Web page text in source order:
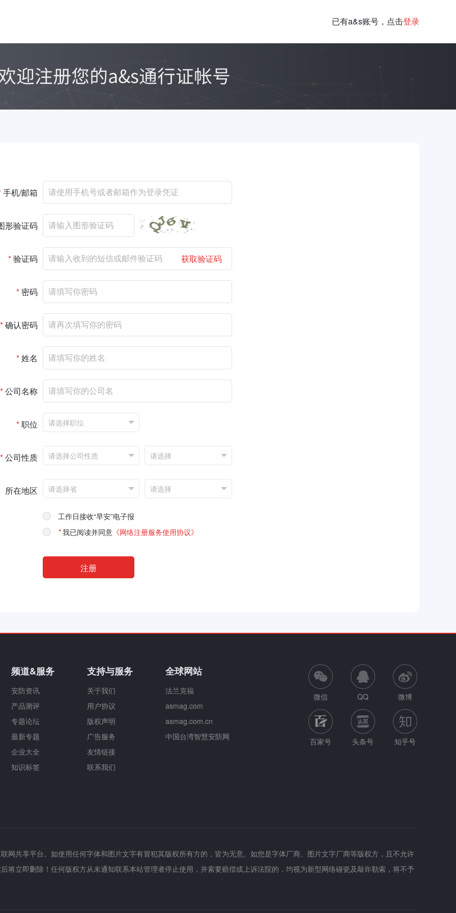
已有a&s账号，点击登录
手机/邮箱
形验证码
*验证码 获取验证码
* 密码
*确认密码
*姓名
*公司名称
*职位
*公司性质
所在地区
工作日接收“早安”电子报
*我已阅读并同意 《网络注册服务使用协议》
频道&服务
安防资讯
产品测评
专题论坛
最新专题
企业大全
知识标签
支持与服务
关于我们
用户协议
版权声明
广告服务
友情链接
联系我们
全球网站
法兰克福
asmag.com
asmag.com.cn
中国台湾智慧安防网
微信 QQ 微博
百家号 头条号 知乎号
网共享平台。如使用任何字体和图片文字有冒犯其版权所有方的，皆为无意。如您是字体厂商、图片文字厂商等版权方，且不允许
将立即删除！任何版权方从未通知联系本站管理者停止使用，并索要赔偿或上诉法院的，均视为新型网络碰瓷及敲诈勒索，将不予